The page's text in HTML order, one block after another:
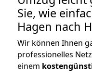
Sie, wie
Hagen nach
Wir können Ihnen
professionelles
einem